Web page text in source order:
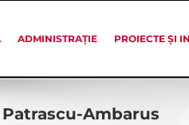
ADMINISTRAȚIE PROIECTE ȘI
Ambarus